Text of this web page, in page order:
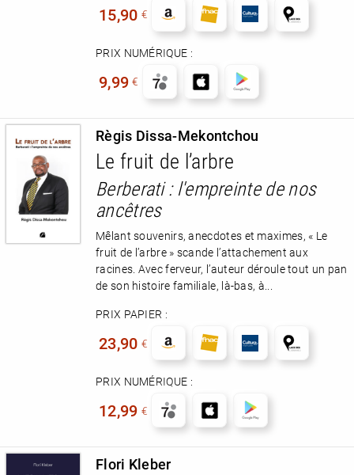
15,90 €
PRIX NUMÉRIQUE :
9,99 €
Règis Dissa-Mekontchou
Le fruit de l’arbre
Berberati : l'empreinte de nos
ancêtres
Mêlant souvenirs, anecdotes et maximes, « Le
fruit de l’arbre » scande l’attachement aux
racines. Avec ferveur, l’auteur déroule tout un pan
de son histoire familiale, là-bas, à...
PRIX PAPIER :
23,90 €
PRIX NUMÉRIQUE :
12,99 €
Flori Kleber